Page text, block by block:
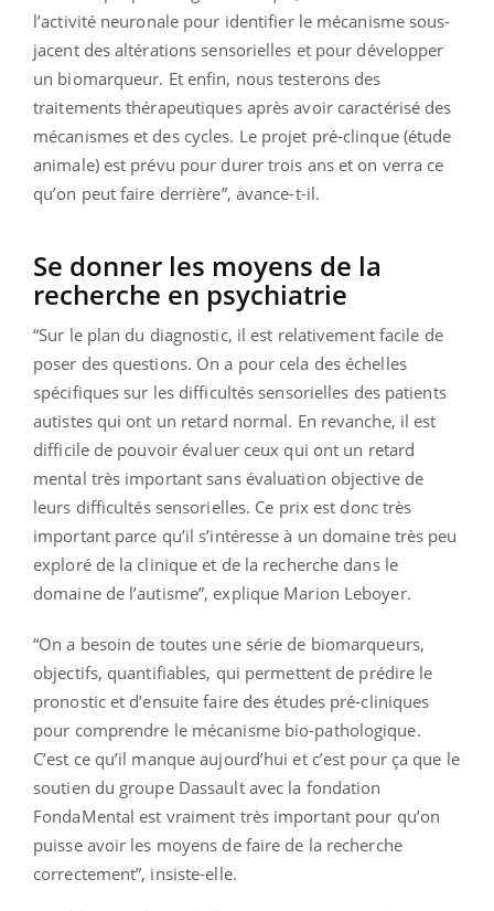
l’activité neuronale pour identifier le mécanisme sous-
jacent des altérations sensorielles et pour développer
un biomarqueur. Et enfin, nous testerons des
traitements thérapeutiques après avoir caractérisé des
mécanismes et des cycles. Le projet pré-clinque (étude
animale) est prévu pour durer trois ans et on verra ce
qu’on peut faire derrière”, avance-t-il.
Se donner les moyens de la
recherche en psychiatrie
“Sur le plan du diagnostic, il est relativement facile de
poser des questions. On a pour cela des échelles
spécifiques sur les difficultés sensorielles des patients
autistes qui ont un retard normal. En revanche, il est
difficile de pouvoir évaluer ceux qui ont un retard
mental très important sans évaluation objective de
leurs difficultés sensorielles. Ce prix est donc très
important parce qu’il s’intéresse à un domaine très peu
exploré de la clinique et de la recherche dans le
domaine de l’autisme”, explique Marion Leboyer.
“On a besoin de toutes une série de biomarqueurs,
objectifs, quantifiables, qui permettent de prédire le
pronostic et d’ensuite faire des études pré-cliniques
pour comprendre le mécanisme bio-pathologique.
C’est ce qu’il manque aujourd’hui et c’est pour ça que le
soutien du groupe Dassault avec la fondation
FondaMental est vraiment très important pour qu’on
puisse avoir les moyens de faire de la recherche
correctement”, insiste-elle.